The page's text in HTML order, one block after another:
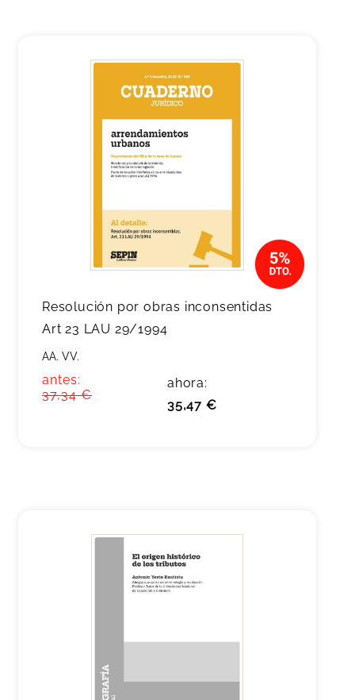
Resolución por obras inconsentidas
Art 23 LAU 29/1994
AA. VV.
antes:
37,34 €
ahora:
35,47 €